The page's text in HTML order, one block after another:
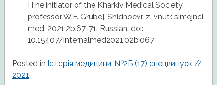
[The initiator of the Kharkiv Medical Society,
professor W.F. Grube]. Shidnoevr. z. vnutr. simejnoi
med. 2021;2b:67-71. Russian. doi:
10.15407/internalmed2021.02b.067
Posted in Історія медицини, №2Б (17) спецвипуск //
2021